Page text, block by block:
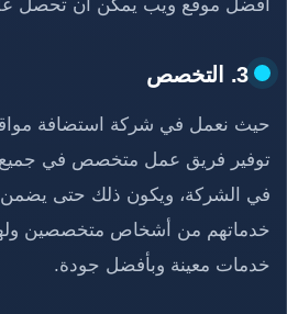
افضل موقع ويب يمكن أن تحصل
3. التخصص
حيث نعمل في شركة استضافة
توفير فريق عمل متخصص في جميع
في الشركة، ويكون ذلك حتى يضمن
خدماتهم من أشخاص متخصصين ولها
خدمات معينة وبأفضل جودة.